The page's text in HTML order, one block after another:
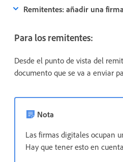
Remitentes: añadir una
Para los remitentes:
Desde el punto de vista del
documento que se va a enviar
Nota
Las firmas digitales ocupan
Hay que tener esto en